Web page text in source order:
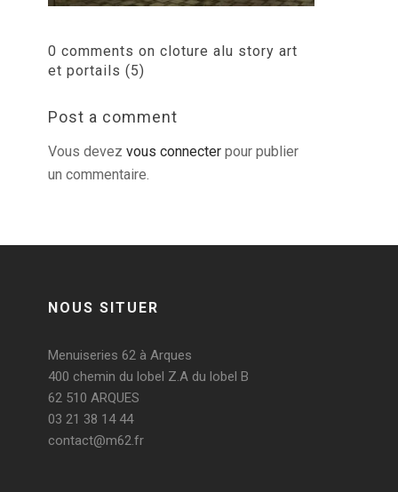
0 comments on cloture alu story art
et portails (5)
Post a comment
Vous devez vous connecter pour publier
un commentaire.
NOUS SITUER
Menuiseries 62 à Arques
400 chemin du lobel Z.A du lobel B
62 510 ARQUES
03 21 38 14 44
contact@m62.fr